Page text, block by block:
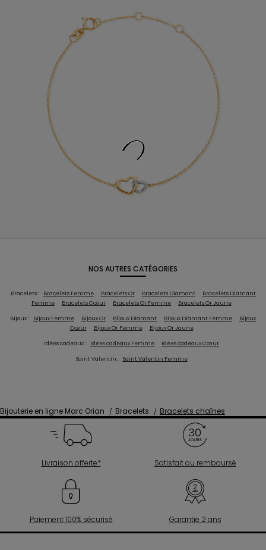
NOS AUTRES CATÉGORIES
Bracelets : Bracelets Femme Bracelets Or Bracelets Diamant
Bracelets Diamant
Femme
Bracelets Cœur Bracelets Or Femme Bracelets Or Jaune
Bijoux : Bijoux Femme Bijoux Or Bijoux Diamant Bijoux Diamant Femme
Bijoux
Cœur
Bijoux Or Femme Bijoux Or Jaune
Idées cadeaux : Idées cadeaux Femme Idées cadeaux Cœur
Saint Valentin : Saint Valentin Femme
Bijouterie en ligne Marc Orian Bracelets Bracelets chaînes
Livraison offerte* Satisfait ou remboursé
Paiement 100% sécurisé Garantie 2 ans